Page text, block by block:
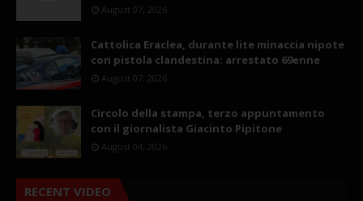
August 07, 2026
Cattolica Eraclea, durante lite minaccia nipote
con pistola clandestina: arrestato 69enne
August 07, 2026
Circolo della stampa, terzo appuntamento
con il giornalista Giacinto Pipitone
August 04, 2026
RECENT VIDEO